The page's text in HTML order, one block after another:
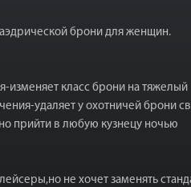
брони для женщин.
изменяет класс брони на тяжелый
удаляет у охотничей брони
прийти в любую кузнецу ночью
не хочет заменять